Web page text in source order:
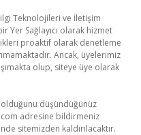
Teknolojileri ve İletişim
Yer Sağlayıcı olarak hizmet
proaktif olarak denetleme
Ancak, üyelerimiz
olup, siteye üye olarak
olduğunu düşündüğünüz
adresine bildirmeniz
sitemizden kaldırılacaktır.